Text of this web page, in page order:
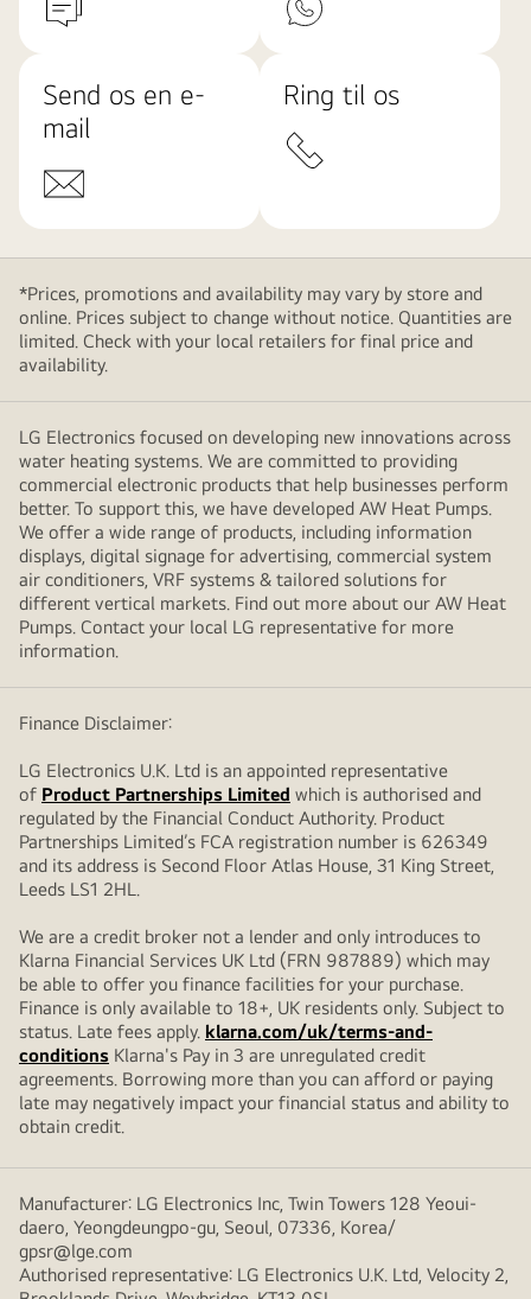
Send os en e-
mail
Ring til os
*Prices, promotions and availability may vary by store and
online. Prices subject to change without notice. Quantities are
limited. Check with your local retailers for final price and
availability.
LG Electronics focused on developing new innovations across
water heating systems. We are committed to providing
commercial electronic products that help businesses perform
better. To support this, we have developed AW Heat Pumps.
We offer a wide range of products, including information
displays, digital signage for advertising, commercial system
air conditioners, VRF systems & tailored solutions for
different vertical markets. Find out more about our AW Heat
Pumps. Contact your local LG representative for more
information.
Finance Disclaimer:
LG Electronics U.K. Ltd is an appointed representative
of Product Partnerships Limited which is authorised and
regulated by the Financial Conduct Authority. Product
Partnerships Limited’s FCA registration number is 626349
and its address is Second Floor Atlas House, 31 King Street,
Leeds LS1 2HL.
We are a credit broker not a lender and only introduces to
Klarna Financial Services UK Ltd (FRN 987889) which may
be able to offer you finance facilities for your purchase.
Finance is only available to 18+, UK residents only. Subject to
status. Late fees apply. klarna.com/uk/terms-and-
conditions Klarna's Pay in 3 are unregulated credit
agreements. Borrowing more than you can afford or paying
late may negatively impact your financial status and ability to
obtain credit.
Manufacturer: LG Electronics Inc, Twin Towers 128 Yeoui-
daero, Yeongdeungpo-gu, Seoul, 07336, Korea/
gpsr@lge.com
Authorised representative: LG Electronics U.K. Ltd, Velocity 2,